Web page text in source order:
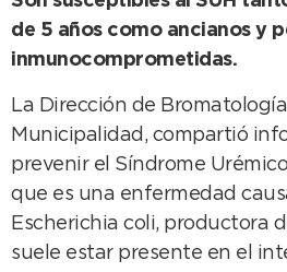
de 5 años como ancianos y
inmunocomprometidas.
La Dirección de
Municipalidad, compartió
prevenir el Síndrome
que es una enfermedad
Escherichia coli, productora
suele estar presente en el